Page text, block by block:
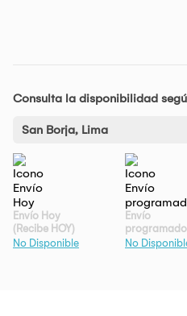
Consulta la disponibilidad
San Borja, Lima
Envío Hoy
(Recibe HOY)
No Disponible
Envío
programado
No